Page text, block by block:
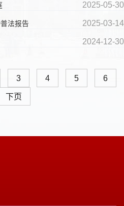
2025-05-30
法报告 2025-03-14
2024-12-30
3 4 5 6
下页